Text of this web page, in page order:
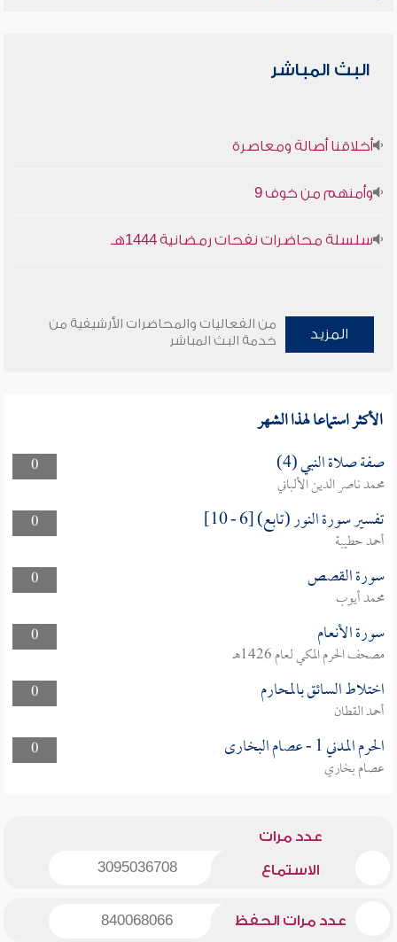
البث المباشر
أخلاقنا أصالة ومعاصرة
وأمنهم من خوف 9
سلسلة محاضرات نفحات رمضانية 1444هـ
المزيد
من الفعاليات والمحاضرات الأرشيفية من
خدمة البث المباشر
الأكثر استماعا لهذا الشهر
0 صفة صلاة النبي (4)
محمد ناصر الدين الألباني
0
تفسير سورة النور (تابع) [6 - 10]
أحمد حطيبة
0
سورة القصص
محمد أيوب
0
سورة الأنعام
مصحف الحرم المكي لعام 1426هـ
0
اختلاط السائق بالمحارم
أحمد القطان
0
الحرم المدني 1 - عصام البخارى
عصام بخاري
عدد مرات
الاستماع 3095036708
عدد مرات الحفظ 840068066